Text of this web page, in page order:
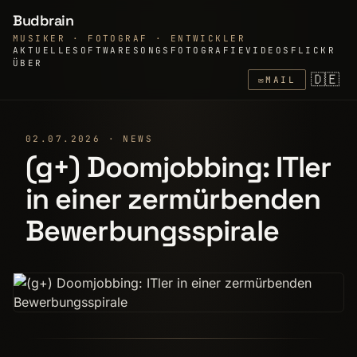
Budbrain
MUSIKER · FOTOGRAF · ENTWICKLER
AKTUELLE SOFTWARE SONGS FOTOGRAFIEVIDEOS FLICKR
ÜBER
✉MAIL 🇩🇪
02.07.2026 · NEWS
(g+) Doomjobbing: ITler
in einer zermürbenden
Bewerbungsspirale